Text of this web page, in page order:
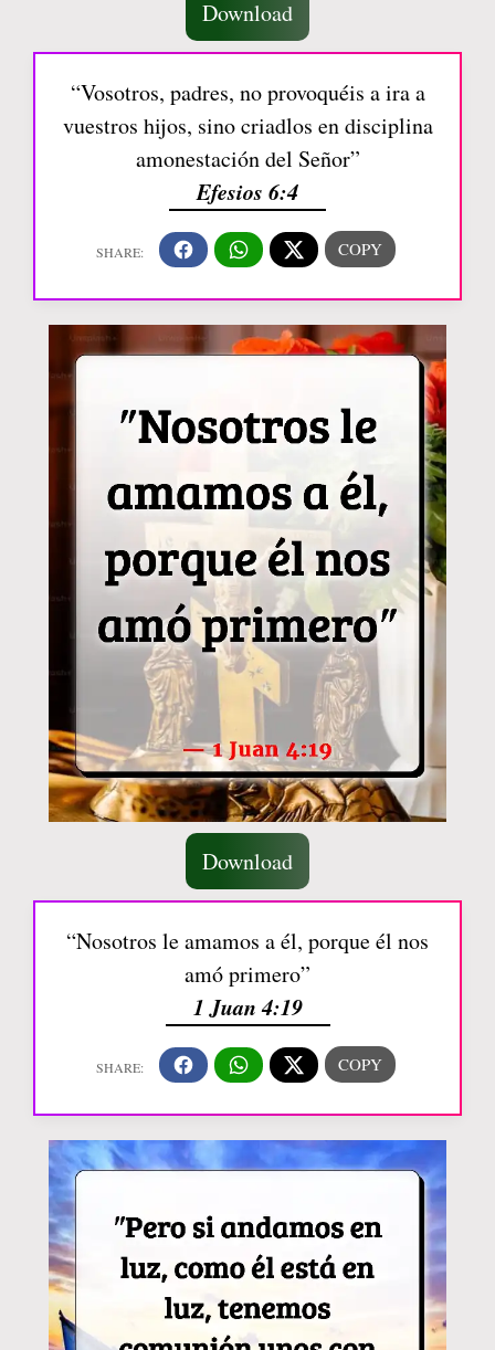
Download
“Vosotros, padres, no provoquéis a ira a
vuestros hijos, sino criadlos en disciplina
amonestación del Señor”
Efesios 6:4
Download
“Nosotros le amamos a él, porque él nos
amó primero”
1 Juan 4:19